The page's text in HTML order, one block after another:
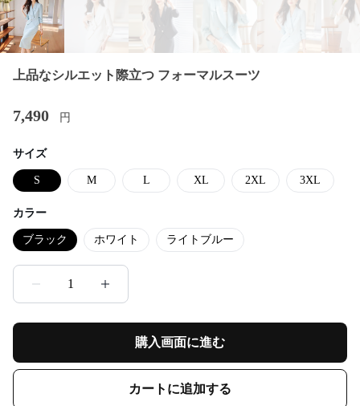
上品なシルエット際立つ フォーマルスーツ
7,490 円
サイズ
S M L XL 2XL 3XL
カラー
ブラック ホワイト ライトブルー
1
購入画面に進む
カートに追加する